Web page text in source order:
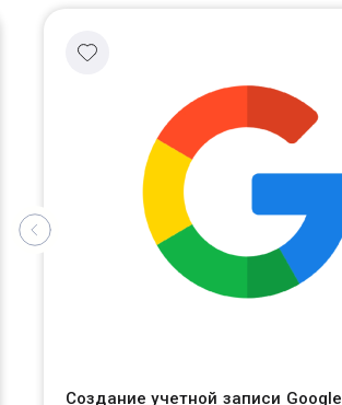
Создание учетной записи Google